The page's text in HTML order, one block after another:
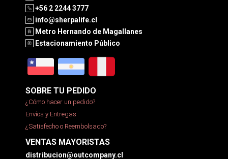
+56 2 2244 3777
info@sherpalife.cl
Metro Hernando de Magallanes
Estacionamiento Público
SOBRE TU PEDIDO
¿Cómo hacer un pedido?
Envíos y Entregas
¿Satisfecho o Reembolsado?
VENTAS MAYORISTAS
distribucion@outcompany.cl